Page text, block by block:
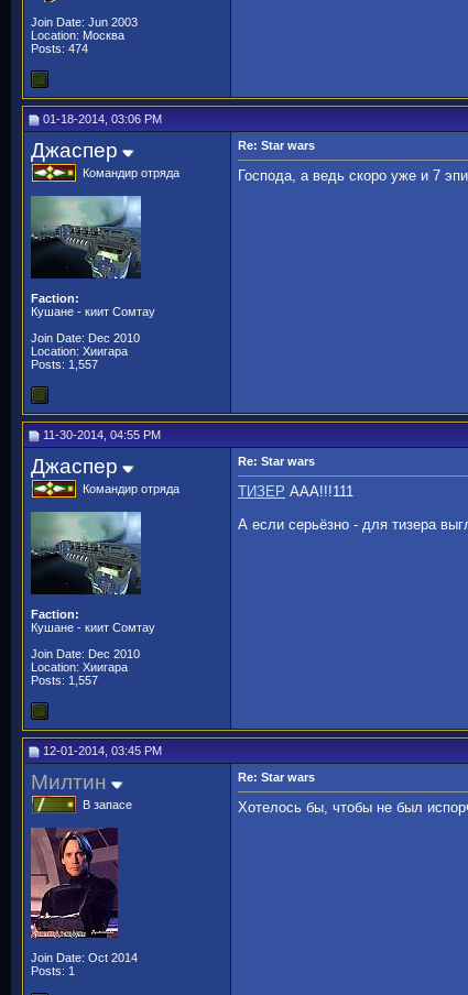
Join Date: Jun 2003
Location: Москва
Posts: 474
01-18-2014, 03:06 PM
Джаспер
Командир отряда
Faction:
Кушане - киит Сомтау
Join Date: Dec 2010
Location: Хиигара
Posts: 1,557
Re: Star wars
Господа, а ведь скоро уже и 7
11-30-2014, 04:55 PM
Джаспер
Командир отряда
Faction:
Кушане - киит Сомтау
Join Date: Dec 2010
Location: Хиигара
Posts: 1,557
Re: Star wars
ТИЗЕР ААА!!!111
А если серьёзно - для тизера
12-01-2014, 03:45 PM
Милтин
В запасе
Join Date: Oct 2014
Posts: 1
Re: Star wars
Хотелось бы, чтобы не был